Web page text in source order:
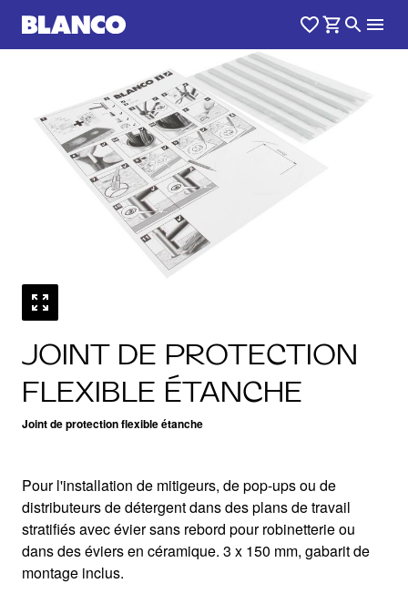
JOINT DE PROTECTION
FLEXIBLE ÉTANCHE
Joint de protection flexible étanche
0
Pour l'installation de mitigeurs, de pop-ups ou de
distributeurs de détergent dans des plans de travail
stratifiés avec évier sans rebord pour robinetterie ou
dans des éviers en céramique. 3 x 150 mm, gabarit de
montage inclus.